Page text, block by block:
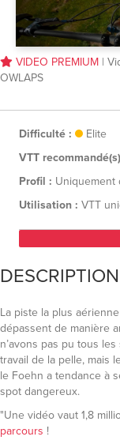
VIDEO PREMIUM |
OWLAPS
DESCRIPTION
La piste la plus
dépassent de manière
n’avons pas pu tous
travail de la pelle, mais
le Foehn a tendance à
spot dangereux.
"Une vidéo vaut 1,8
parcours !
Difficulté :
Elite
VTT
Profil : Uniquement
Utilisation : VTT